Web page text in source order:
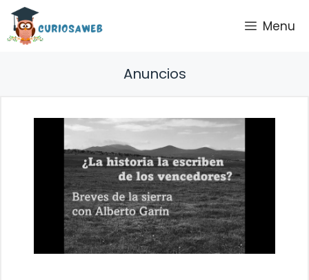
Saltar
contenido
Menu
Anuncios